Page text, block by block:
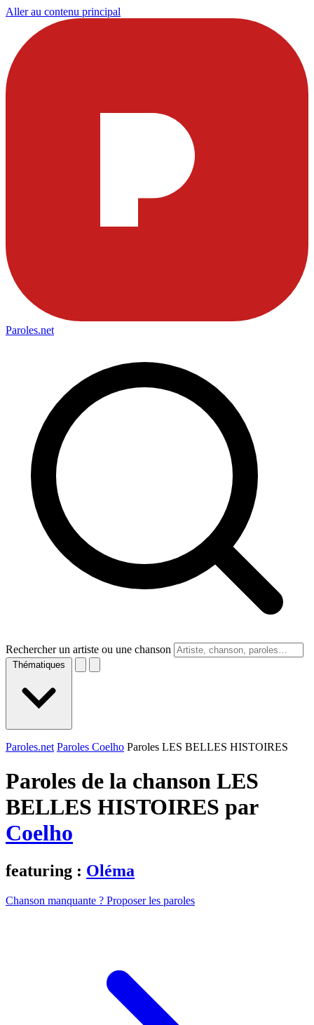
Aller au contenu principal
Paroles.net
Rechercher un artiste ou une chanson
Thématiques
Paroles.net Paroles Coelho Paroles LES BELLES HISTOIRES
Paroles de la chanson LES
BELLES HISTOIRES par
Coelho
featuring : Oléma
Chanson manquante ? Proposer les paroles